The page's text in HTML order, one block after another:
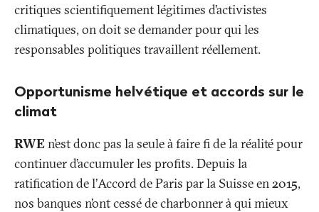
critiques scientifiquement légitimes d’activistes
climatiques, on doit se demander pour qui les
responsables politiques travaillent réellement.
Opportunisme helvétique et accords sur le
climat
RWEn’est donc pas la seule à faire fi de la réalité pour
continuer d’accumuler les profits. Depuis la
ratification de l’Accord de Paris par la Suisse en 2015,
nos banques n’ont cessé de charbonner à qui mieux